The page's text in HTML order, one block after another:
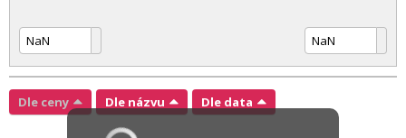
Dle ceny Dle názvu Dle data